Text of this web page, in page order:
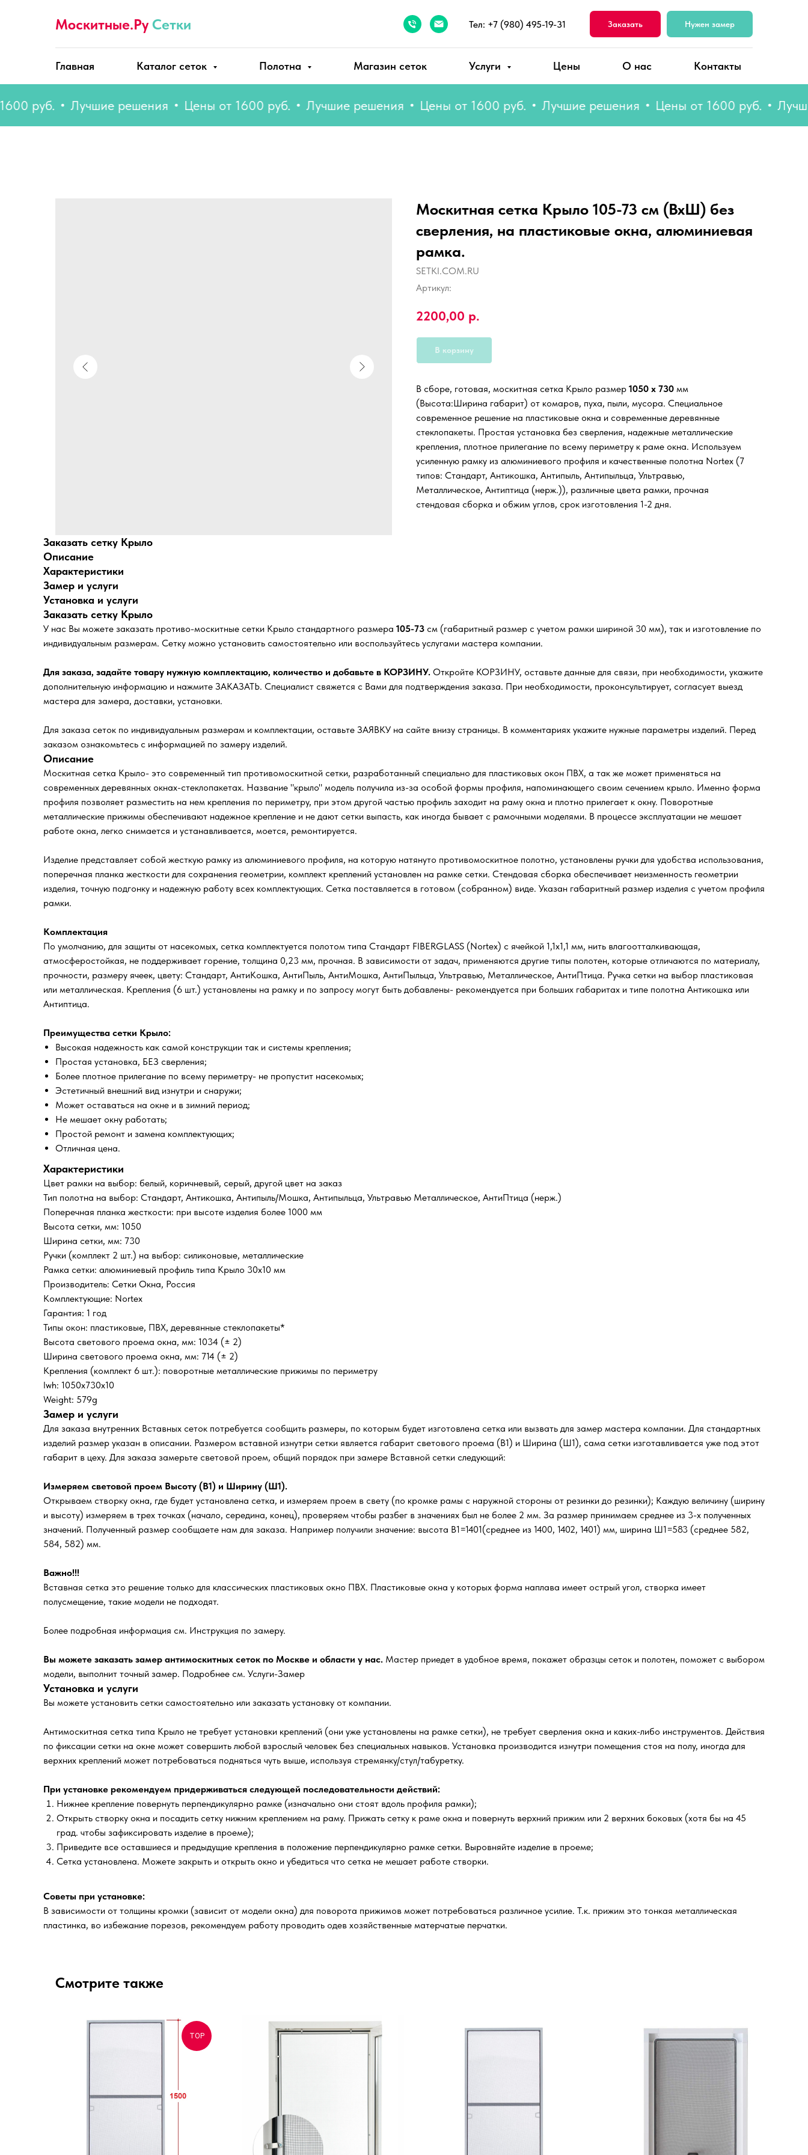
Москитные.Ру Сетки Тел: +7 (980) 495-19-31 Заказать Нужен замер
Главная Каталог сеток Полотна Магазин сеток Услуги Цены О нас Контакты
руб. Лучшие решения Цены от 1600 руб. Лучшие решения Цены от 1600 руб. Лучшие решения Цены от 1600 руб. Лучшие
Москитная сетка Крыло 105-73 см (ВхШ) без
сверления, на пластиковые окна, алюминиевая
рамка.
SETKI.COM.RU
Артикул:
2200,00 р.
В корзину
В сборе, готовая, москитная сетка Крыло размер 1050 х 730 мм
(Высота:Ширина габарит) от комаров, пуха, пыли, мусора. Специальное
современное решение на пластиковые окна и современные деревянные
стеклопакеты. Простая установка без сверления, надежные металлические
крепления, плотное прилегание по всему периметру к раме окна. Используем
усиленную рамку из алюминиевого профиля и качественные полотна Nortex (7
типов: Стандарт, Антикошка, Антипыль, Антипыльца, Ультравью,
Металлическое, Антиптица (нерж.)), различные цвета рамки, прочная
стендовая сборка и обжим углов, срок изготовления 1-2 дня.
Заказать сетку Крыло
Описание
Характеристики
Замер и услуги
Установка и услуги
Заказать сетку Крыло
У нас Вы можете заказать противо-москитные сетки Крыло стандартного размера 105-73 см (габаритный размер с учетом рамки шириной 30 мм), так и изготовление по
индивидуальным размерам. Сетку можно установить самостоятельно или воспользуйтесь услугами мастера компании.
Для заказа, задайте товару нужную комплектацию, количество и добавьте в КОРЗИНУ. Откройте КОРЗИНУ, оставьте данные для связи, при необходимости, укажите
дополнительную информацию и нажмите ЗАКАЗАТЬ. Специалист свяжется с Вами для подтверждения заказа. При необходимости, проконсультирует, согласует выезд
мастера для замера, доставки, установки.
Для заказа сеток по индивидуальным размерам и комплектации, оставьте ЗАЯВКУ на сайте внизу страницы. В комментариях укажите нужные параметры изделий. Перед
заказом ознакомьтесь с информацией по замеру изделий.
Описание
Москитная сетка Крыло- это современный тип противомоскитной сетки, разработанный специально для пластиковых окон ПВХ, а так же может применяться на
современных деревянных окнах-стеклопакетах. Название "крыло" модель получила из-за особой формы профиля, напоминающего своим сечением крыло. Именно форма
профиля позволяет разместить на нем крепления по периметру, при этом другой частью профиль заходит на раму окна и плотно прилегает к окну. Поворотные
металлические прижимы обеспечивают надежное крепление и не дают сетки выпасть, как иногда бывает с рамочными моделями. В процессе эксплуатации не мешает
работе окна, легко снимается и устанавливается, моется, ремонтируется.
Изделие представляет собой жесткую рамку из алюминиевого профиля, на которую натянуто противомоскитное полотно, установлены ручки для удобства использования,
поперечная планка жесткости для сохранения геометрии, комплект креплений установлен на рамке сетки. Стендовая сборка обеспечивает неизменность геометрии
изделия, точную подгонку и надежную работу всех комплектующих. Сетка поставляется в готовом (собранном) виде. Указан габаритный размер изделия с учетом профиля
рамки.
Комплектация
По умолчанию, для защиты от насекомых, сетка комплектуется полотом типа Стандарт FIBERGLASS (Nortex) с ячейкой 1,1х1,1 мм, нить влагоотталкивающая,
атмосферостойкая, не поддерживает горение, толщина 0,23 мм, прочная. В зависимости от задач, применяются другие типы полотен, которые отличаются по материалу,
прочности, размеру ячеек, цвету: Стандарт, АнтиКошка, АнтиПыль, АнтиМошка, АнтиПыльца, Ультравью, Металлическое, АнтиПтица. Ручка сетки на выбор пластиковая
или металлическая. Крепления (6 шт.) установлены на рамку и по запросу могут быть добавлены- рекомендуется при больших габаритах и типе полотна Антикошка или
Антиптица.
Преимущества сетки Крыло:
Высокая надежность как самой конструкции так и системы крепления;
Простая установка, БЕЗ сверления;
Более плотное прилегание по всему периметру- не пропустит насекомых;
Эстетичный внешний вид изнутри и снаружи;
Может оставаться на окне и в зимний период;
Не мешает окну работать;
Простой ремонт и замена комплектующих;
Отличная цена.
Характеристики
Цвет рамки на выбор: белый, коричневый, серый, другой цвет на заказ
Тип полотна на выбор: Стандарт, Антикошка, Антипыль/Мошка, Антипыльца, Ультравью Металлическое, АнтиПтица (нерж.)
Поперечная планка жесткости: при высоте изделия более 1000 мм
Высота сетки, мм: 1050
Ширина сетки, мм: 730
Ручки (комплект 2 шт.) на выбор: силиконовые, металлические
Рамка сетки: алюминиевый профиль типа Крыло 30х10 мм
Производитель: Сетки Окна, Россия
Комплектующие: Nortex
Гарантия: 1 год
Типы окон: пластиковые, ПВХ, деревянные стеклопакеты*
Высота светового проема окна, мм: 1034 (± 2)
Ширина светового проема окна, мм: 714 (± 2)
Крепления (комплект 6 шт.): поворотные металлические прижимы по периметру
lwh: 1050x730x10
Weight: 579g
Замер и услуги
Для заказа внутренних Вставных сеток потребуется сообщить размеры, по которым будет изготовлена сетка или вызвать для замер мастера компании. Для стандартных
изделий размер указан в описании. Размером вставной изнутри сетки является габарит светового проема (В1) и Ширина (Ш1), сама сетки изготавливается уже под этот
габарит в цеху. Для заказа замерьте световой проем, общий порядок при замере Вставной сетки следующий:
Измеряем световой проем Высоту (В1) и Ширину (Ш1).
Открываем створку окна, где будет установлена сетка, и измеряем проем в свету (по кромке рамы с наружной стороны от резинки до резинки); Каждую величину (ширину
и высоту) измеряем в трех точках (начало, середина, конец), проверяем чтобы разбег в значениях был не более 2 мм. За размер принимаем среднее из 3-х полученных
значений. Полученный размер сообщаете нам для заказа. Например получили значение: высота В1=1401(среднее из 1400, 1402, 1401) мм, ширина Ш1=583 (среднее 582,
584, 582) мм.
Важно!!!
Вставная сетка это решение только для классических пластиковых окно ПВХ. Пластиковые окна у которых форма наплава имеет острый угол, створка имеет
полусмещение, такие модели не подходят.
Более подробная информация см. Инструкция по замеру.
Вы можете заказать замер антимоскитных сеток по Москве и области у нас. Мастер приедет в удобное время, покажет образцы сеток и полотен, поможет с выбором
модели, выполнит точный замер. Подробнее см. Услуги-Замер
Установка и услуги
Вы можете установить сетки самостоятельно или заказать установку от компании.
Антимоскитная сетка типа Крыло не требует установки креплений (они уже установлены на рамке сетки), не требует сверления окна и каких-либо инструментов. Действия
по фиксации сетки на окне может совершить любой взрослый человек без специальных навыков. Установка производится изнутри помещения стоя на полу, иногда для
верхних креплений может потребоваться подняться чуть выше, используя стремянку/стул/табуретку.
При установке рекомендуем придерживаться следующей последовательности действий:
Нижнее крепление повернуть перпендикулярно рамке (изначально они стоят вдоль профиля рамки);
Открыть створку окна и посадить сетку нижним креплением на раму. Прижать сетку к раме окна и повернуть верхний прижим или 2 верхних боковых (хотя бы на 45
град. чтобы зафиксировать изделие в проеме);
Приведите все оставшиеся и предыдущие крепления в положение перпендикулярно рамке сетки. Выровняйте изделие в проеме;
Сетка установлена. Можете закрыть и открыть окно и убедиться что сетка не мешает работе створки.
Советы при установке:
В зависимости от толщины кромки (зависит от модели окна) для поворота прижимов может потребоваться различное усилие. Т.к. прижим это тонкая металлическая
пластинка, во избежание порезов, рекомендуем работу проводить одев хозяйственные матерчатые перчатки.
Смотрите также
TOP